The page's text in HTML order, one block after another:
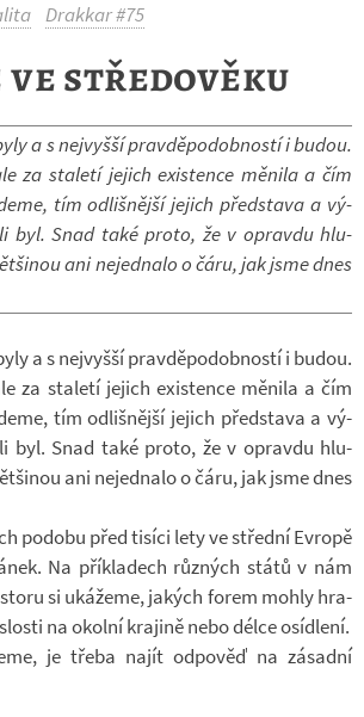
Drakkar #75
středověku
a s nej­vyšší prav­dě­po­dob­ností i budou.
za sta­letí je­jich exis­tence mě­nila a čím
tím od­liš­nější je­jich před­stava a vý­
byl. Snad také proto, že v opravdu hlu­
ani ne­jed­nalo o čáru, jak jsme dnes
a s nej­vyšší prav­dě­po­dob­ností i budou.
za sta­letí je­jich exis­tence mě­nila a čím
tím od­liš­nější je­jich před­stava a vý­
byl. Snad také proto, že v opravdu hlu­
ani ne­jed­nalo o čáru, jak jsme dnes
po­dobu před ti­síci lety ve střední Ev­ropě
Na pří­kla­dech růz­ných států v nám
si uká­žeme, ja­kých forem mohly hra­
na okolní kra­jině nebo délce osíd­lení.
je třeba najít od­po­věď na zá­sadní